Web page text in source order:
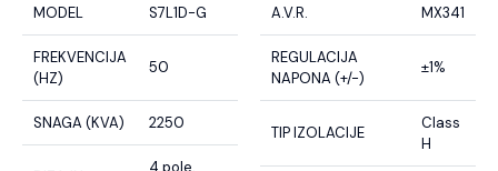
MODEL S7L1D-G
FREKVENCIJA
(HZ)
50
SNAGA (KVA) 2250
4 pole,
A.V.R. MX341
REGULACIJA
NAPONA (+/-)
±1%
TIP IZOLACIJE
Class
H